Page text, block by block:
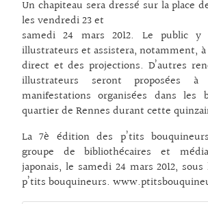
Un chapiteau sera dressé sur la place
les vendredi 23 et
samedi 24 mars 2012. Le public y
illustrateurs et assistera, notamment,
direct et des projections. D’autres
illustrateurs seront proposées à
manifestations organisées dans les
quartier de Rennes durant cette
La 7è édition des p’tits
groupe de bibliothécaires et
japonais, le samedi 24 mars 2012,
p’tits bouquineurs.